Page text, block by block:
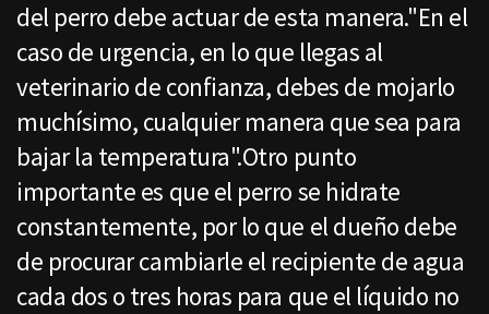
del perro debe actuar de esta manera."En el
caso de urgencia, en lo que llegas al
veterinario de confianza, debes de mojarlo
muchísimo, cualquier manera que sea para
bajar la temperatura".Otro punto
importante es que el perro se hidrate
constantemente, por lo que el dueño debe
de procurar cambiarle el recipiente de agua
cada dos o tres horas para que el líquido no